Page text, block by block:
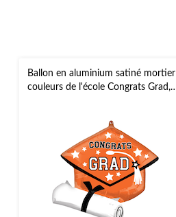
Ballon en aluminium satiné mortier
couleurs de l'école Congrats Grad,